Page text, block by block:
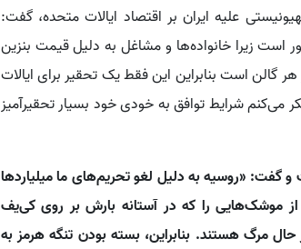
علیه ایران بر اقتصاد ایالات متحده، گفت:
است زیرا خانواده‌ها و مشاغل به دلیل قیمت بنزین
هستند. در برخی جاها قیمت بنزین ۶ دلار در هر گالن است بنابراین این فقط یک تحقیر برای ایالات
می‌کنم شرایط توافق به خودی خود بسیار تحقیرآمیز
گفت: «روسیه به دلیل لغو تحریم‌های ما میلیاردها
از موشک‌هایی را که در آستانه بارش بر روی کی‌یف
مرگ هستند. بنابراین، بسته بودن تنگه هرمز به